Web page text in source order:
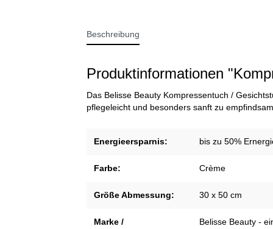
Beschreibung
Produktinformationen
Das Belisse Beauty Kompressentuch /
pflegeleicht und besonders sanft zu
Energieersparnis: bis zu 50%
Farbe: Crème
Größe Abmessung: 30 x 50 cm
Marke /
Belisse Beauty -